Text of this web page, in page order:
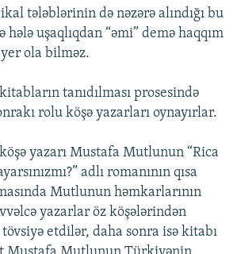
tələblərinin də nəzərə alındığı bu
hələ uşaqlıqdan “əmi” demə haqqım
ola bilməz.
tanıdılması prosesində
rolu köşə yazarları oynayırlar.
yazarı Mustafa Mutlunun “Rica
adlı romanının qısa
Mutlunun həmkarlarının
yazarlar öz köşələrindən
etdilər, daha sonra isə kitabı